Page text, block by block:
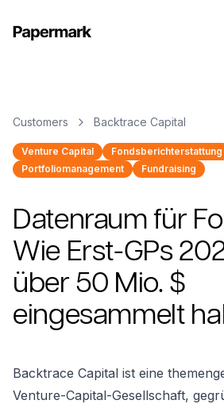
Customers Backtrace Capital
Venture Capital
Fondsberichterstattung
Portfoliomanagement
Fundraising
Datenraum für
Wie Erst-GPs
über 50 Mio. $
eingesammelt
Backtrace Capital ist eine
Venture-Capital-Gesellschaft,